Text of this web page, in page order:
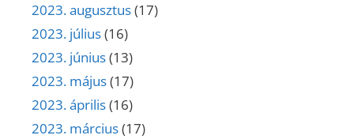
2023. augusztus(17)
2023. július(16)
2023. június(13)
2023. május(17)
2023. április(16)
2023. március(17)